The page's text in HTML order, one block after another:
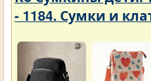
- 1184. Сумки и